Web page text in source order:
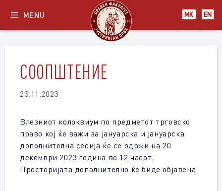
content
МК EN
MENU
СООПШТЕНИЕ
23.11.2023
Влезниот колоквиум по предметот трговско
право кој ќе важи за јануарска и јануарска
дополнителна сесија ќе се одржи на 20
декември 2023 година во 12 часот.
Просторијата дополнително ќе биде објавена.